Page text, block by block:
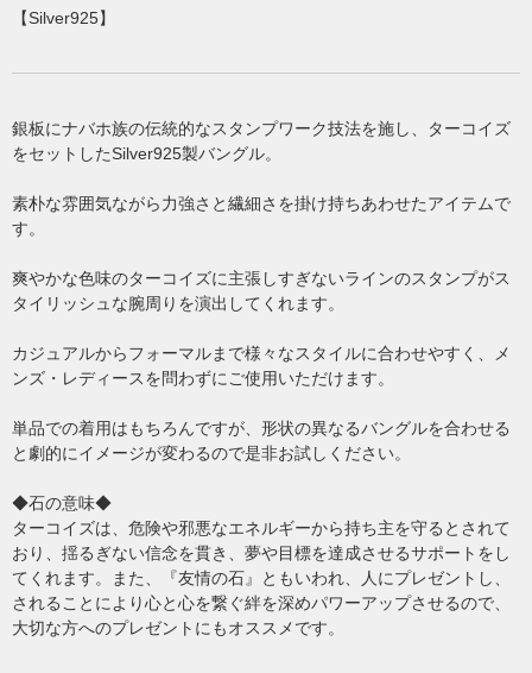
【Silver925】
銀板にナバホ族の伝統的なスタンプワーク技法を施し、ターコイズ
をセットしたSilver925製バングル。
素朴な雰囲気ながら力強さと繊細さを掛け持ちあわせたアイテムで
す。
爽やかな色味のターコイズに主張しすぎないラインのスタンプがス
タイリッシュな腕周りを演出してくれます。
カジュアルからフォーマルまで様々なスタイルに合わせやすく、メ
ンズ・レディースを問わずにご使用いただけます。
単品での着用はもちろんですが、形状の異なるバングルを合わせる
と劇的にイメージが変わるので是非お試しください。
◆石の意味◆
ターコイズは、危険や邪悪なエネルギーから持ち主を守るとされて
おり、揺るぎない信念を貫き、夢や目標を達成させるサポートをし
てくれます。また、『友情の石』ともいわれ、人にプレゼントし、
されることにより心と心を繋ぐ絆を深めパワーアップさせるので、
大切な方へのプレゼントにもオススメです。